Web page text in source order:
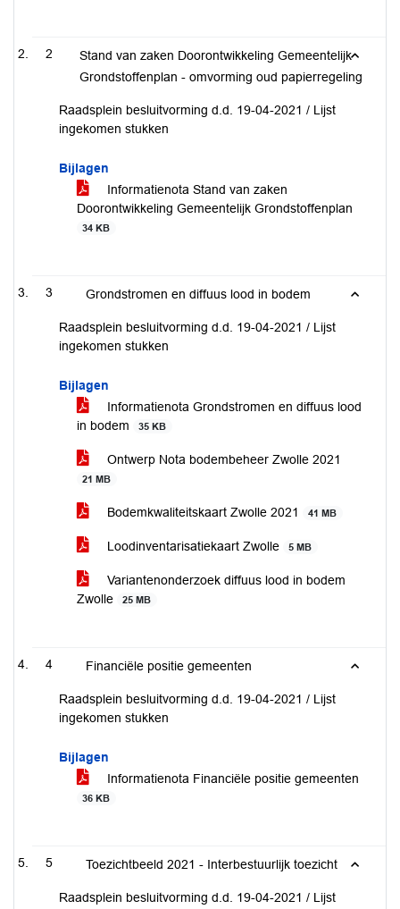
2
Stand van zaken Doorontwikkeling Gemeentelijk
Grondstoffenplan - omvorming oud papierregeling
Raadsplein besluitvorming d.d. 19-04-2021 / Lijst
ingekomen stukken
Bijlagen
Informatienota Stand van zaken
Doorontwikkeling Gemeentelijk Grondstoffenplan
34 KB
3 Grondstromen en diffuus lood in bodem
Raadsplein besluitvorming d.d. 19-04-2021 / Lijst
ingekomen stukken
Bijlagen
Informatienota Grondstromen en diffuus lood
in bodem
35 KB
Ontwerp Nota bodembeheer Zwolle 2021
21 MB
Bodemkwaliteitskaart Zwolle 2021 41 MB
Loodinventarisatiekaart Zwolle 5 MB
Variantenonderzoek diffuus lood in bodem
Zwolle
25 MB
4 Financiële positie gemeenten
Raadsplein besluitvorming d.d. 19-04-2021 / Lijst
ingekomen stukken
Bijlagen
Informatienota Financiële positie gemeenten
36 KB
5 Toezichtbeeld 2021 - Interbestuurlijk toezicht
Raadsplein besluitvorming d.d. 19-04-2021 / Lijst